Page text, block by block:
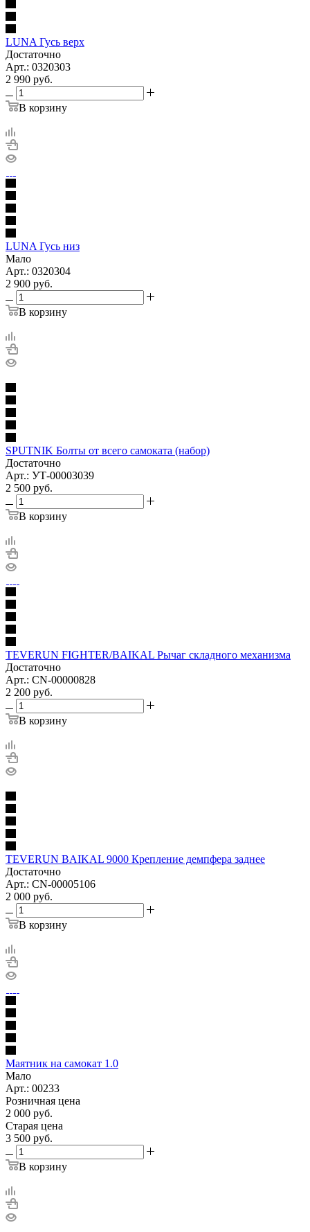
LUNA Гусь верх
Достаточно
Арт.: 0320303
2 990 руб.
В корзину
LUNA Гусь низ
Мало
Арт.: 0320304
2 900 руб.
В корзину
SPUTNIK Болты от всего самоката (набор)
Достаточно
Арт.: УТ-00003039
2 500 руб.
В корзину
TEVERUN FIGHTER/BAIKAL Рычаг складного механизма
Достаточно
Арт.: CN-00000828
2 200 руб.
В корзину
TEVERUN BAIKAL 9000 Крепление демпфера заднее
Достаточно
Арт.: CN-00005106
2 000 руб.
В корзину
Маятник на самокат 1.0
Мало
Арт.: 00233
Розничная цена
2 000 руб.
Старая цена
3 500 руб.
В корзину